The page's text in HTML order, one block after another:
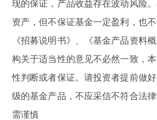
现的保证，产品收益存在波动风险
资产，但不保证基金一定盈利，也
《招募说明书》、《基金产品资料
构关于适当性的意见不必然一致，
性判断或者保证。请投资者提前做
级的基金产品，不应采信不符合法
需谨慎